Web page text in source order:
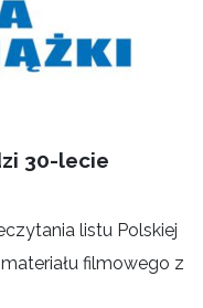
30-lecie
listu Polskiej
filmowego z